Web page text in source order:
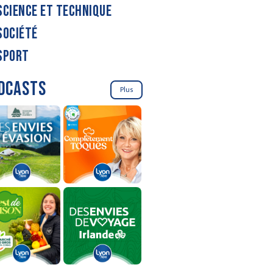
ET TECHNIQUE
Plus